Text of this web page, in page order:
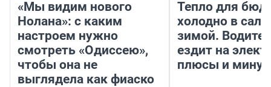
«Мы видим нового
Нолана»: с каким
настроем нужно
смотреть «Одиссею»,
чтобы она не
выглядела как фиаско
Тепло для
холодно в
зимой.
ездит на
плюсы и